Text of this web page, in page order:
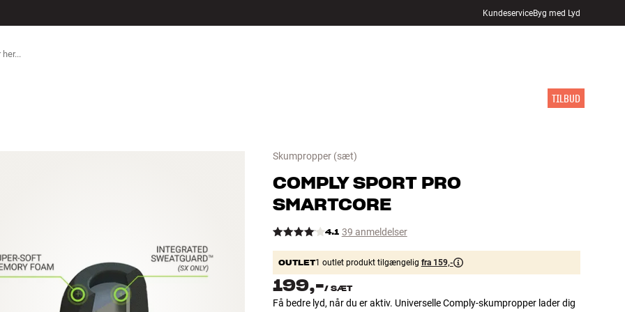
KundeserviceByg med Lyd
TILBUD
Skumpropper(sæt)
COMPLY SPORT PRO
SMARTCORE
4.1 39 anmeldelser
OUTLET1 outlet produkt tilgængelig fra 159,-
199,-/ SÆT
Få bedre lyd, når du er aktiv. Universelle Comply-skumpropper lader dig